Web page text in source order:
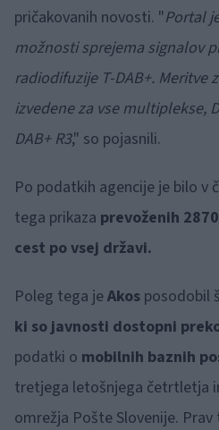
pričakovanih novosti. "Portal
možnosti sprejema signalov
radiodifuzije T-DAB+. Meritve
izvedene za vse multiplekse,
DAB+ R3," so pojasnili.
Po podatkih agencije je bilo v
tega prikaza prevoženih
cest po vsej državi.
Poleg tega jeAkos posodobil
ki so javnosti dostopni
podatki o mobilnih baznih
tretjega letošnjega četrtletja
omrežja Pošte Slovenije.